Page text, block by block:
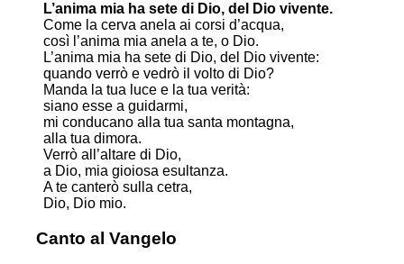
L’anima mia ha sete di Dio, del Dio vivente.
Come la cerva anela ai corsi d’acqua,
così l’anima mia anela a te, o Dio.
L’anima mia ha sete di Dio, del Dio vivente:
quando verrò e vedrò il volto di Dio?
Manda la tua luce e la tua verità:
siano esse a guidarmi,
mi conducano alla tua santa montagna,
alla tua dimora.
Verrò all’altare di Dio,
a Dio, mia gioiosa esultanza.
A te canterò sulla cetra,
Dio, Dio mio.
Canto al Vangelo